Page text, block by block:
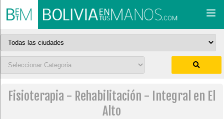
Fisioterapia - Rehabilitación - Integral en El
Alto